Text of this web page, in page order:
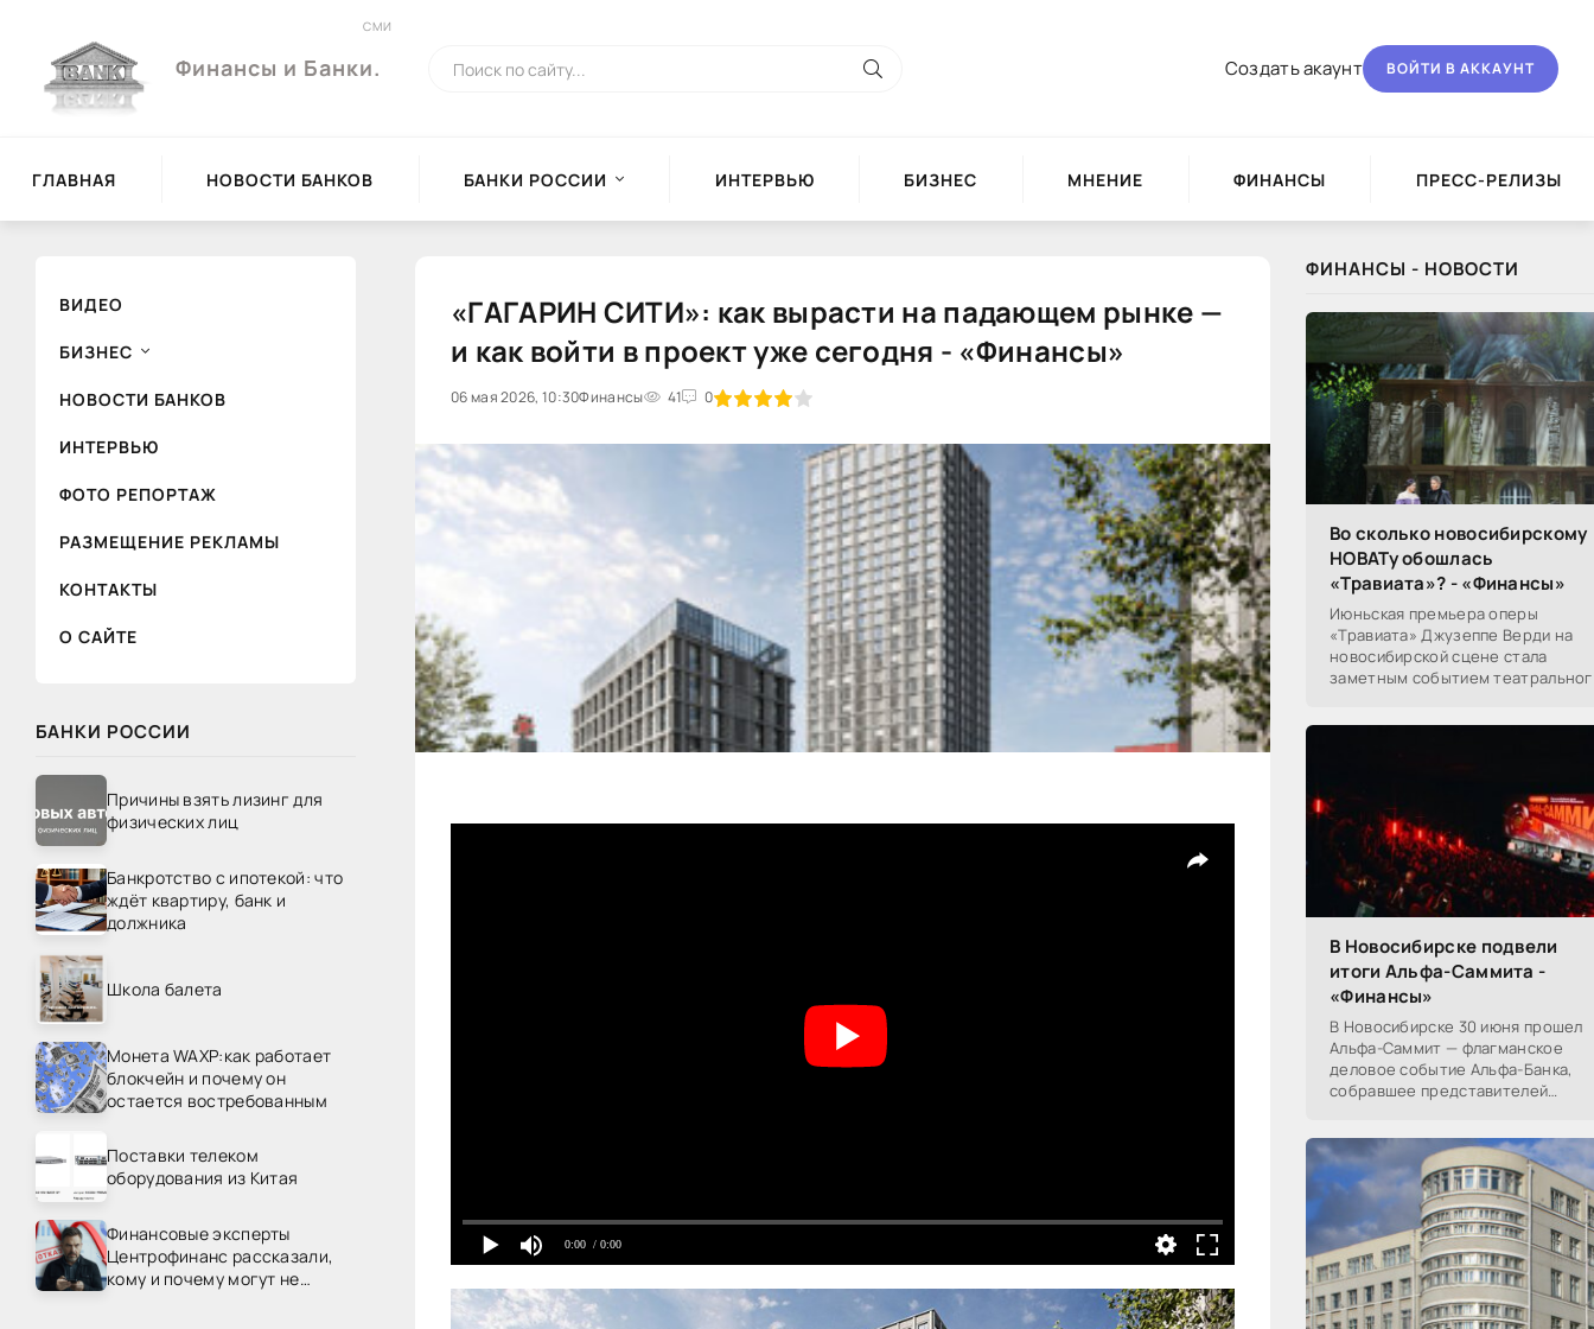
Финансы и Банки.
СМИ
Создать акаунт ВОЙТИ В АККАУНТ
ГЛАВНАЯ НОВОСТИ БАНКОВ БАНКИ РОССИИ ИНТЕРВЬЮ БИЗНЕС МНЕНИЕ ФИНАНСЫ ПРЕСС-РЕЛИЗЫ
ВИДЕО
БИЗНЕС
НОВОСТИ БАНКОВ
ИНТЕРВЬЮ
ФОТО РЕПОРТАЖ
РАЗМЕЩЕНИЕ РЕКЛАМЫ
КОНТАКТЫ
О САЙТЕ
БАНКИ РОССИИ
Причины взять лизинг для
физических лиц
Банкротство с ипотекой: что
ждёт квартиру, банк и
должника
Школа балета
Монета WAXP:как работает
блокчейн и почему он
остается востребованным
Поставки телеком
оборудования из Китая
Финансовые эксперты
Центрофинанс рассказали,
кому и почему могут не
«ГАГАРИН СИТИ»: как вырасти на падающем рынке —
и как войти в проект уже сегодня - «Финансы»
06 мая 2026, 10:30Финансы 41 0
80 1 2 3 4 5
0:00 / 0:00
ФИНАНСЫ - НОВОСТИ
Во сколько новосибирскому
НОВАТу обошлась
«Травиата»? - «Финансы»
Июньская премьера оперы
«Травиата» Джузеппе Верди на
новосибирской сцене стала
заметным событием
Посетители НОВАТа, с которыми
В Новосибирске подвели
итоги Альфа-Саммита -
«Финансы»
В Новосибирске 30 июня прошел
Альфа-Саммит — флагманское
деловое событие Альфа-Банка,
собравшее представителей
реального, технологического,
финансового и других